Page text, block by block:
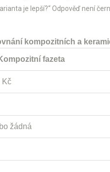
je lepší?“ Odpověď není
kompozitních a
fazeta
Kč
žádná